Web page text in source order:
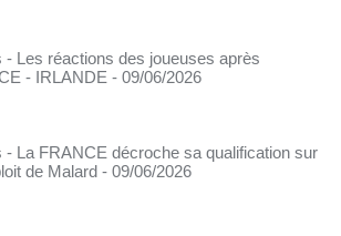
- Les réactions des joueuses après
- IRLANDE - 09/06/2026
- La FRANCE décroche sa qualification sur
de Malard - 09/06/2026